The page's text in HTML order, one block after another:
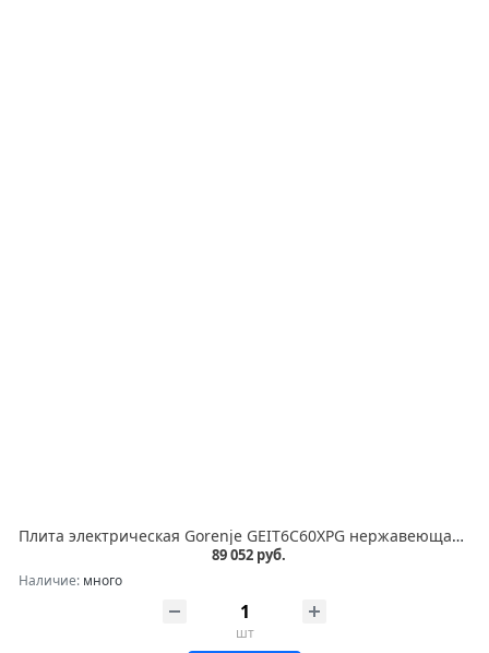
Плита электрическая Gorenje GEIT6C60XPG нержавеющая сталь, конфорок 4 шт, духовка 71 л, 60 см x 85 см x 60 см
89 052 руб.
Наличие: много
шт